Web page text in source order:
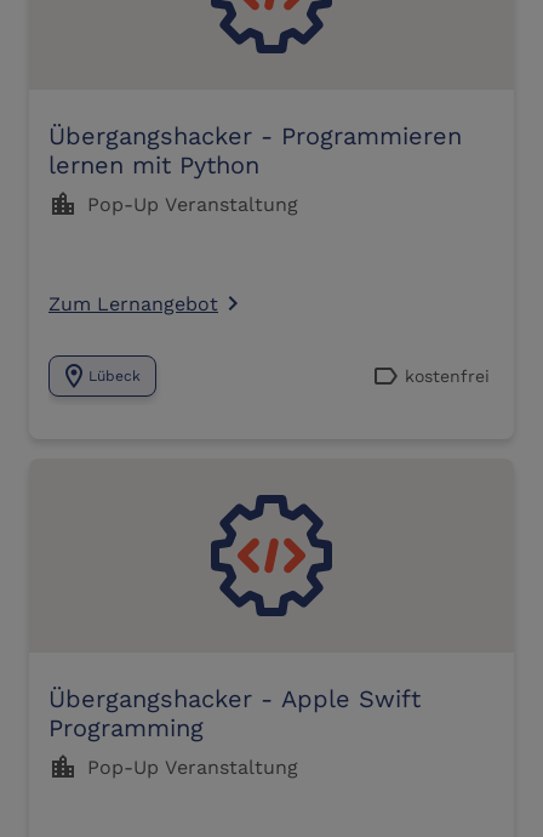
Übergangshacker - Programmieren
lernen mit Python
location_city Pop-Up Veranstaltung
Zum Lernangebot navigate_next
location_on Lübeck label kostenfrei
Übergangshacker - Apple Swift
Programming
location_city Pop-Up Veranstaltung